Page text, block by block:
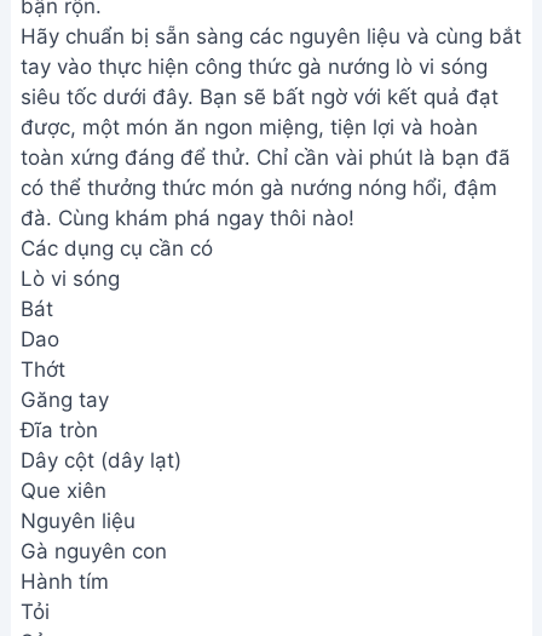
bận rộn.
Hãy chuẩn bị sẵn sàng các nguyên liệu và cùng bắt
tay vào thực hiện công thức gà nướng lò vi sóng
siêu tốc dưới đây. Bạn sẽ bất ngờ với kết quả đạt
được, một món ăn ngon miệng, tiện lợi và hoàn
toàn xứng đáng để thử. Chỉ cần vài phút là bạn đã
có thể thưởng thức món gà nướng nóng hổi, đậm
đà. Cùng khám phá ngay thôi nào!
Các dụng cụ cần có
Lò vi sóng
Bát
Dao
Thớt
Găng tay
Đĩa tròn
Dây cột (dây lạt)
Que xiên
Nguyên liệu
Gà nguyên con
Hành tím
Tỏi